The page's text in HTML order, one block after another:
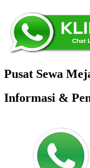
Pusat Sewa
Informasi &